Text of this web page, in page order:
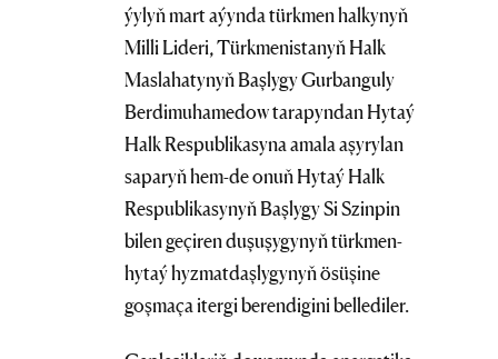
ýylyň mart aýynda türkmen halkynyň
Milli Lideri, Türkmenistanyň Halk
Maslahatynyň Başlygy Gurbanguly
Berdimuhamedow tarapyndan Hytaý
Halk Respublikasyna amala aşyrylan
saparyň hem-de onuň Hytaý Halk
Respublikasynyň Başlygy Si Szinpin
bilen geçiren duşuşygynyň türkmen-
hytaý hyzmatdaşlygynyň ösüşine
goşmaça itergi berendigini bellediler.